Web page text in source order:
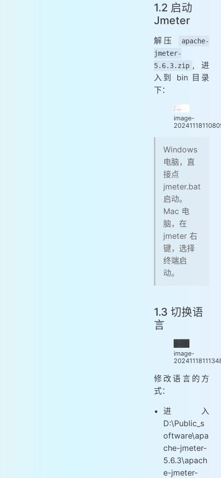
1.2 启动
Jmeter
解压
apache-
jmeter-
5.6.3.zip , 进
入到 bin 目录
下：
image-
Windows
电脑，直
接点
jmeter.bat
启动。
Mac 电
脑，在
jmeter 右
键，选择
终端启
动。
1.3 切换语
言
image-
修改语言的方
式：
进入
D:\Public_s
oftware\apa
che-jmeter-
5.6.3\apach
e-jmeter-